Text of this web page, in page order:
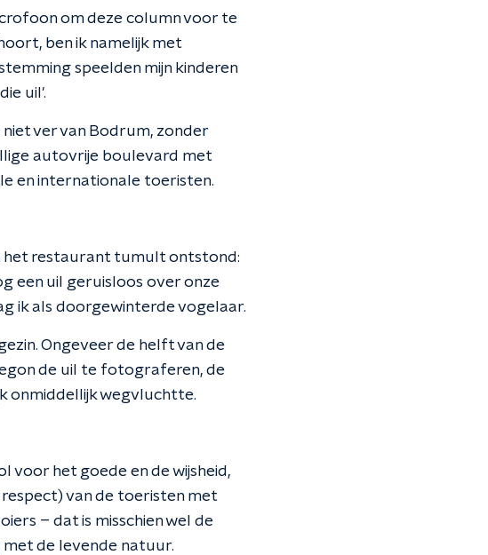
om deze column voor te
ben ik namelijk met
speelden mijn kinderen
uil'.
niet ver van Bodrum, zonder
autovrije boulevard met
en internationale toeristen.
het restaurant tumult ontstond:
een uil geruisloos over onze
ik als doorgewinterde vogelaar.
Ongeveer de helft van de
de uil te fotograferen, de
onmiddellijk wegvluchtte.
voor het goede en de wijsheid,
van de toeristen met
– dat is misschien wel de
de levende natuur.